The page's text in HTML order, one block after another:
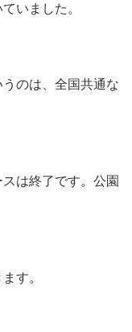
いました。
のは、全国共通な
は終了です。公園
す。